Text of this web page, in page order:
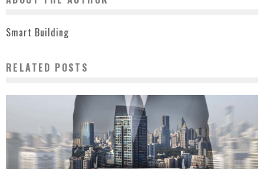
Smart Building
RELATED POSTS